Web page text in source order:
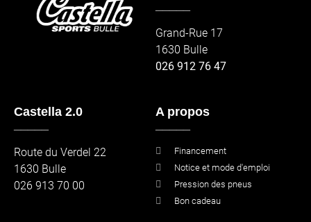
Grand-Rue 17
1630 Bulle
026 912 76 47
Castella 2.0
Route du Verdel 22
1630 Bulle
026 913 70 00
A propos
Financement
Notice et mode d'emploi
Pression des pneus
Bon cadeau